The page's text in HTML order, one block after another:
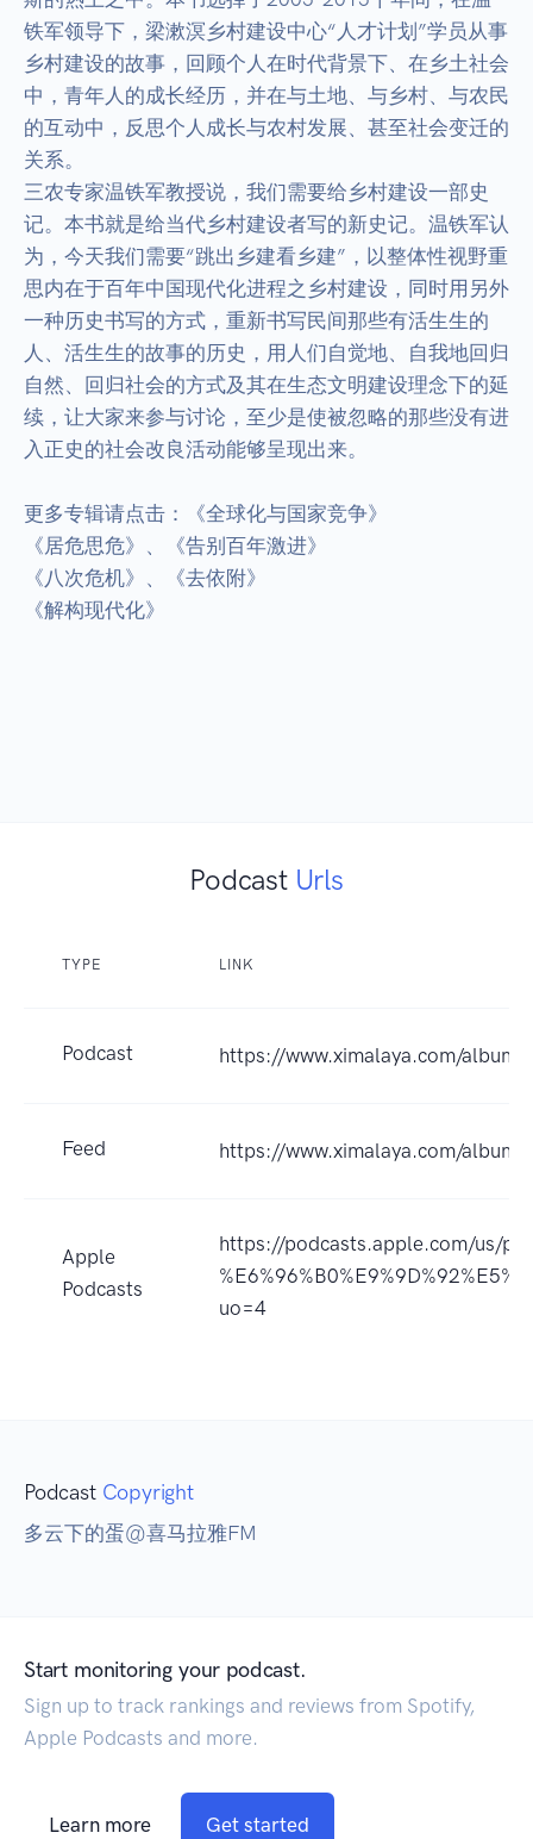
铁军领导下，梁漱溟乡村建设中心“人才计划”学员从事
乡村建设的故事，回顾个人在时代背景下、在乡土社会
中，青年人的成长经历，并在与土地、与乡村、与农民
的互动中，反思个人成长与农村发展、甚至社会变迁的
关系。
三农专家温铁军教授说，我们需要给乡村建设一部史
记。本书就是给当代乡村建设者写的新史记。温铁军认
为，今天我们需要“跳出乡建看乡建”，以整体性视野重
思内在于百年中国现代化进程之乡村建设，同时用另外
一种历史书写的方式，重新书写民间那些有活生生的
人、活生生的故事的历史，用人们自觉地、自我地回归
自然、回归社会的方式及其在生态文明建设理念下的延
续，让大家来参与讨论，至少是使被忽略的那些没有进
入正史的社会改良活动能够呈现出来。
更多专辑请点击：《全球化与国家竞争》
《居危思危》、《告别百年激进》
《八次危机》、《去依附》
《解构现代化》
Podcast Urls
TYPE LINK
Podcast https://www.ximalaya.com/
Feed https://www.ximalaya.com/
Apple
Podcasts
https://podcasts.apple.com/us/
uo=4
Podcast Copyright
多云下的蛋@喜马拉雅FM
Start monitoring your podcast.
Sign up to track rankings and reviews from Spotify,
Apple Podcasts and more.
Learn more Get started